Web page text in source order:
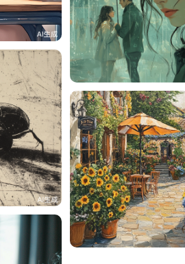
90
赎nm
42
🌱 Vicky🍓